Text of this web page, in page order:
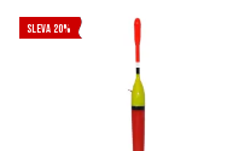
SLEVA 20%